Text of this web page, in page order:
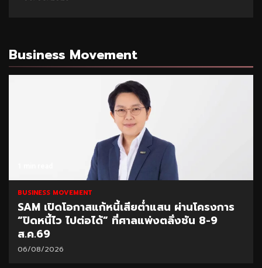
Business Movement
BUSINESS MOVEMENT
SCB Academy ร่วมเวทีมนุษย์ต่างวัย Fest
2026 แชร์ผลสำเร็จ Smart Retiree
04/08/2026